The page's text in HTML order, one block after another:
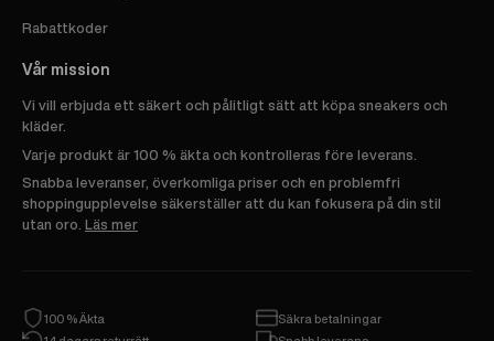
Rabattkoder
Vår mission
Vi vill erbjuda ett säkert och pålitligt sätt att köpa sneakers och
kläder.
Varje produkt är 100 % äkta och kontrolleras före leverans.
Snabba leveranser, överkomliga priser och en problemfri
shoppingupplevelse säkerställer att du kan fokusera på din stil
utan oro.
Läs mer
100 % Äkta
Säkra betalningar